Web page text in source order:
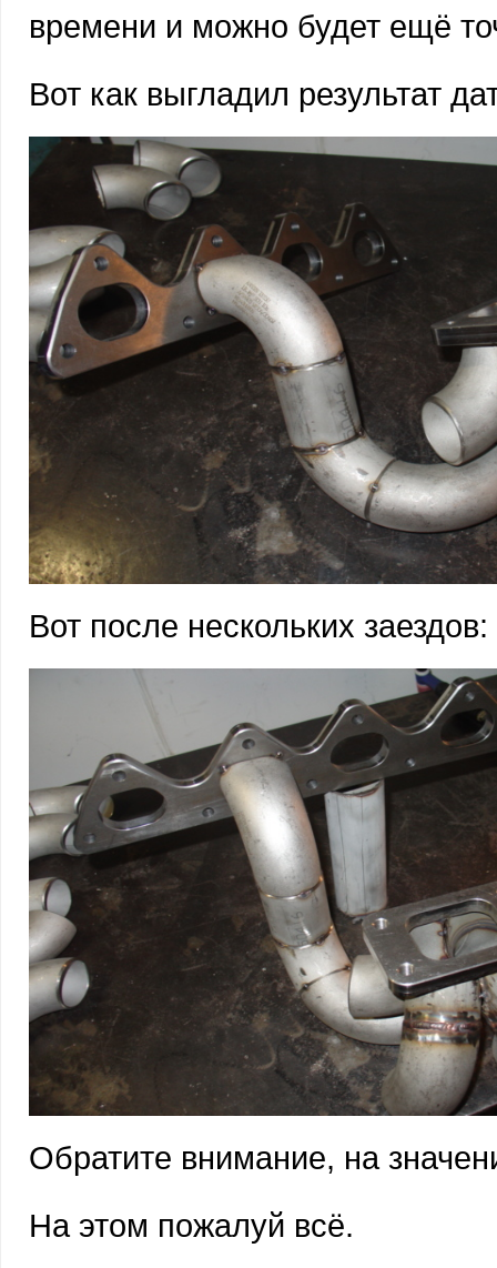
времени и можно будет ещё
Вот как выгладил результат
Вот после нескольких заездов:
Обратите внимание, на
На этом пожалуй всё.